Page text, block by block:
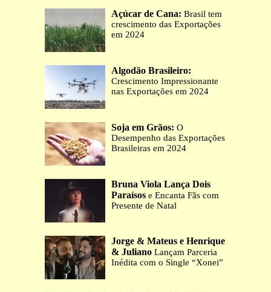
Açúcar de Cana: Brasil tem
crescimento das Exportações
em 2024
Algodão Brasileiro:
Crescimento Impressionante
nas Exportações em 2024
Soja em Grãos: O
Desempenho das Exportações
Brasileiras em 2024
Bruna Viola Lança Dois
Paraísos e Encanta Fãs com
Presente de Natal
Jorge & Mateus e Henrique
& Juliano Lançam Parceria
Inédita com o Single “Xonei”